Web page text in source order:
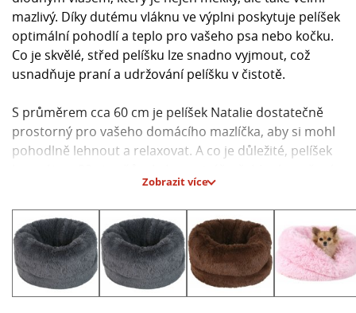
mazlivý. Díky dutému vláknu ve výplni poskytuje pelíšek
optimální pohodlí a teplo pro vašeho psa nebo kočku.
Co je skvělé, střed pelíšku lze snadno vyjmout, což
usnadňuje praní a udržování pelíšku v čistotě.
S průměrem cca 60 cm je pelíšek Natalie dostatečně
prostorný pro vašeho domácího mazlíčka, aby si mohl
pohodlně lehnout a relaxovat. A co je důležité, pelíšek
sušičce. Doporučuje se také nečistit chemicky a nebělit
pelíšek, abyste si uchovali jeho kvalitu na dlouho.
**Hlavní parametry:**
- Materiál: luxusní soft fleece
- Výplň: duté vlákno
Zobrazit více